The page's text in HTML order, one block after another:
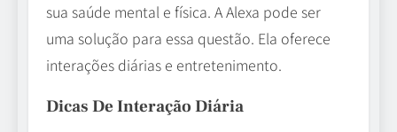
sua saúde mental e física. A Alexa pode ser
uma solução para essa questão. Ela oferece
interações diárias e entretenimento.
Dicas De Interação Diária